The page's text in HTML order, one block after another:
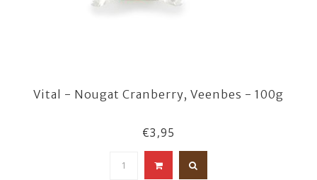
Vital - Nougat Cranberry, Veenbes - 100g
€3,95